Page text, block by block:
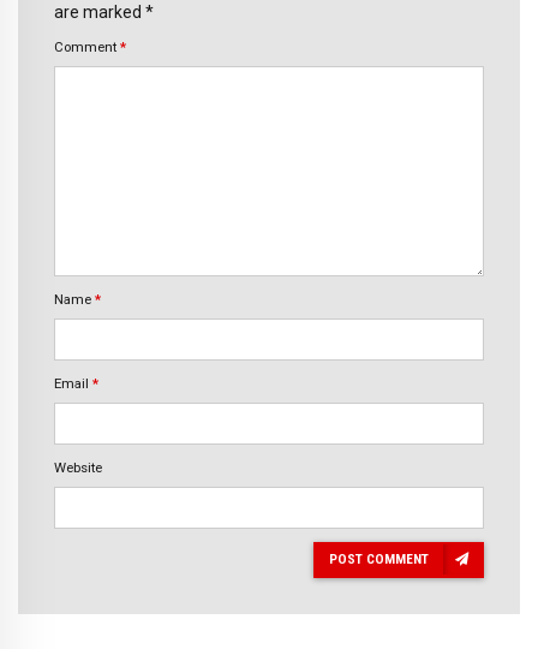
are marked *
Comment *
Name *
Email *
Website
POST COMMENT